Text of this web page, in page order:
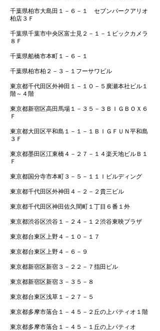
千葉県柏市大島田１－６－１ セブンパークアリオ
柏店３Ｆ
千葉県千葉市中央区富士見２－１－１ビックカメラ
８Ｆ
千葉県船橋市本町１－６－１
千葉県柏市柏２－３－１フーサワビル
東京都千代田区外神田１－１０－５廣瀬本社ビル１
階～４階
東京都新宿区高田馬場１－３５－３ＢＩＧＢＯＸ６
Ｆ
東京都大田区平和島１－１－１ＢＩＧＦＵＮ平和島
３Ｆ
東京都墨田区江東橋４－２７－１４楽天地ビルＢ１
Ｆ
東京都国分寺市本町３－５－１１Ｉビルディング
東京都千代田区外神田４－２－２貴三ビル
東京都千代田区神田佐久間町１丁目６番１外
東京都渋谷区渋谷１－２４－１２渋谷東映プラザ
東京都台東区上野４－１０－１７
東京都台東区上野４－６－９
東京都新宿区新宿３－２２－７指田ビル
東京都新宿区新宿３－３５－８
東京都台東区浅草１－２７－５
東京都多摩市落合１－４５－２丘の上パティオ１階
東京都多摩市落合１－４５－１丘の上パティオ